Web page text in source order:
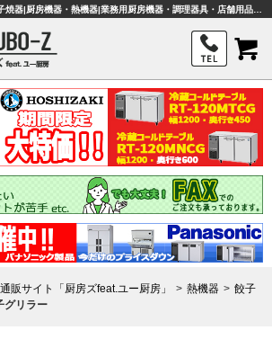
販サイト「厨房ズfeat.ユー厨房」 熱機器
餃子
グリラー